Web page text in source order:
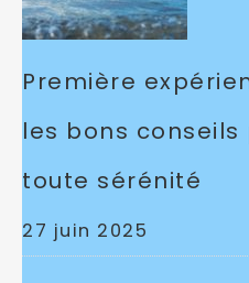
Première
les bons
toute sérénité
27 juin 2025